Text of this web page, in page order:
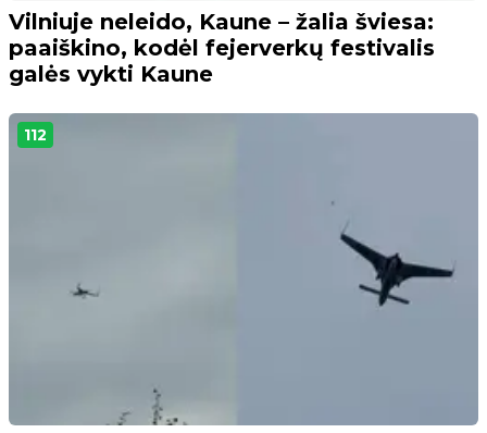
Vilniuje neleido, Kaune – žalia šviesa:
paaiškino, kodėl fejerverkų festivalis
galės vykti Kaune
112